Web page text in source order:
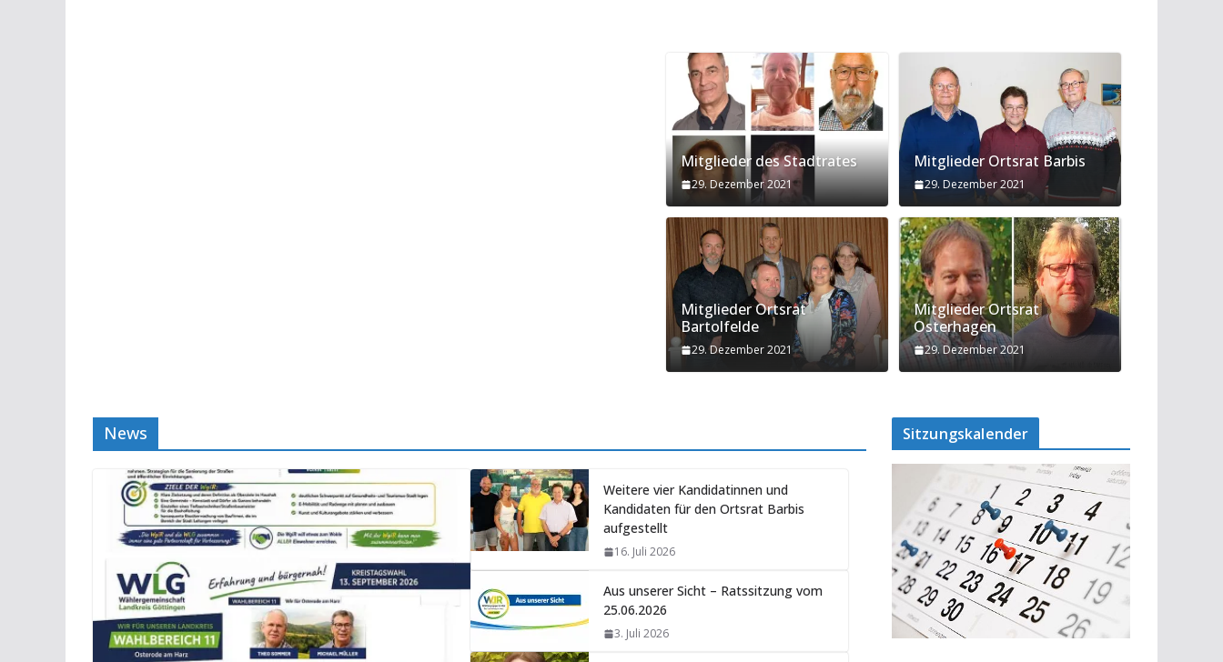
Mitglieder des Stadtrates
29. Dezember 2021
Mitglieder Ortsrat Barbis
29. Dezember 2021
Mitglieder Ortsrat
Bartolfelde
29. Dezember 2021
Mitglieder Ortsrat
Osterhagen
29. Dezember 2021
News
Weitere vier Kandidatinnen und
Kandidaten für den Ortsrat Barbis
aufgestellt
16. Juli 2026
Aus unserer Sicht – Ratssitzung vom
25.06.2026
3. Juli 2026
Sitzungskalender